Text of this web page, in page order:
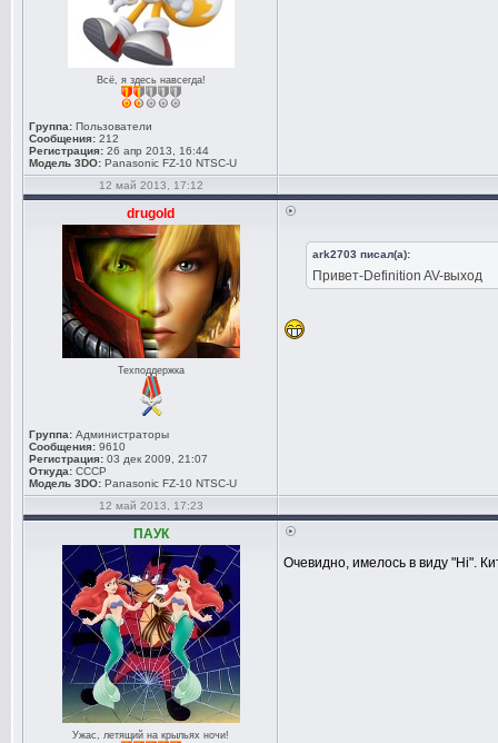
Всё, я здесь навсегда!
Группа: Пользователи
Сообщения: 212
Регистрация: 26 апр 2013, 16:44
Модель 3DO: Panasonic FZ-10 NTSC-U
12 май 2013, 17:12
drugold
Техподдержка
Группа: Администраторы
Сообщения: 9610
Регистрация: 03 дек 2009, 21:07
Откуда: СССР
Модель 3DO: Panasonic FZ-10 NTSC-U
ark2703 писал(а):
Привет-Definition AV-выход
12 май 2013, 17:23
ПАУК
Ужас, летящий на крыльях ночи!
Очевидно, имелось в виду "Hi".